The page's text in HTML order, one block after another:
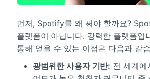
먼저, Spotify를 왜 써야 할까요?
플랫폼이 아닙니다. 강력한 플랫폼입
통해 얻을 수 있는 이점은 다음과 같
광범위한 사용자 기반: 전 세계에